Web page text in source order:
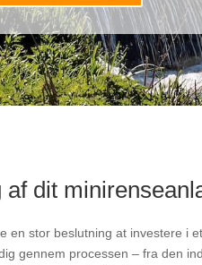
af dit
en stor beslutning at investere i
gennem processen – fra den